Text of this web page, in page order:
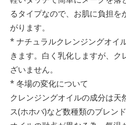
るタイプなので、お肌に負担を
がります。
* ナチュラルクレンジングオイ
きます。白く乳化しますが、ク
ざいません。
* 冬場の変化について
クレンジングオイルの成分は天
ス(ホホバ)など数種類のブレン